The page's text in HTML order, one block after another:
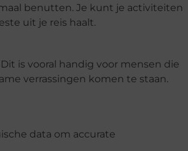
benutten. Je kunt je activiteiten
uit je reis haalt.
is vooral handig voor mensen die
verrassingen komen te staan.
data om accurate